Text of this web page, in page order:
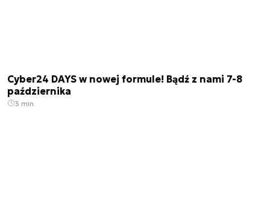
Cyber24 DAYS w nowej formule! Bądź z nami 7-8
października
3 min.